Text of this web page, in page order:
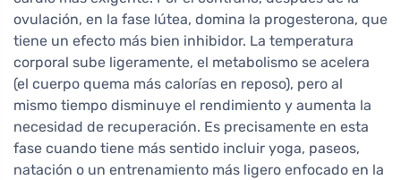
ovulación, en la fase lútea, domina la progesterona, que
tiene un efecto más bien inhibidor. La temperatura
corporal sube ligeramente, el metabolismo se acelera
(el cuerpo quema más calorías en reposo), pero al
mismo tiempo disminuye el rendimiento y aumenta la
necesidad de recuperación. Es precisamente en esta
fase cuando tiene más sentido incluir yoga, paseos,
natación o un entrenamiento más ligero enfocado en la